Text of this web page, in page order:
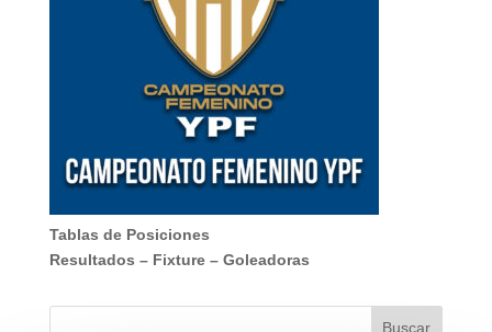
Tablas de Posiciones
Resultados – Fixture– Goleadoras